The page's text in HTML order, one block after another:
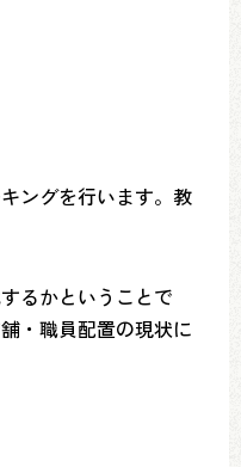
ングを行います。教
るかということで
・職員配置の現状に